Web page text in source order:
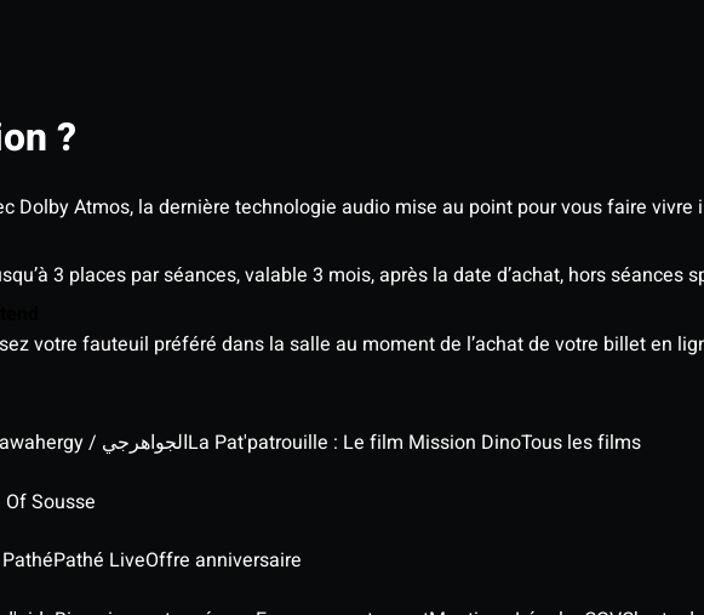
?
Dolby Atmos, la dernière technologie audio mise au point pour vous faire
3 places par séances, valable 3 mois, après la date d’achat, hors séances
votre fauteuil préféré dans la salle au moment de l’achat de votre billet en
El Gawahergy / الجواهرجيLa Pat'patrouille : Le film Mission DinoTous les films
Sousse
Pathé LiveOffre anniversaire